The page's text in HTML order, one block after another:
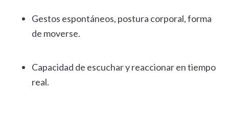
Gestos espontáneos, postura corporal, forma
de moverse.
Capacidad de escuchar y reaccionar en tiempo
real.